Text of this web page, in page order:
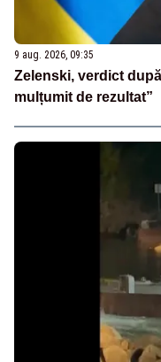
9 aug. 2026, 09:35
Zelenski, verdict
mulțumit de rezultat”